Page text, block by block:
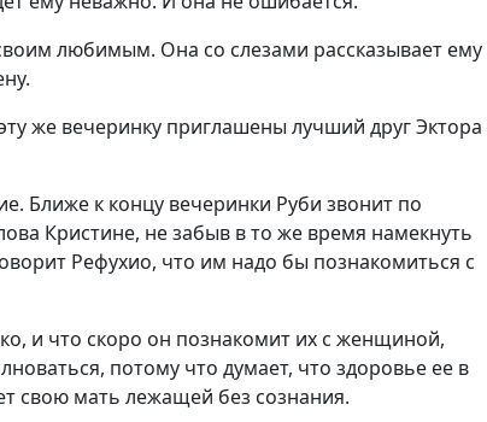
любимым. Она со слезами рассказывает ему
же вечеринку приглашены лучший друг Эктора
Ближе к концу вечеринки Руби звонит по
Кристине, не забыв в то же время намекнуть
Рефухио, что им надо бы познакомиться с
и что скоро он познакомит их с женщиной,
потому что думает, что здоровье ее в
свою мать лежащей без сознания.